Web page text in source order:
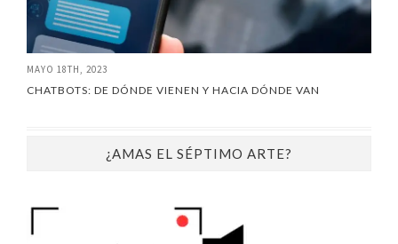
MAYO 18TH, 2023
CHATBOTS: DE DÓNDE VIENEN Y HACIA DÓNDE VAN
¿AMAS EL SÉPTIMO ARTE?